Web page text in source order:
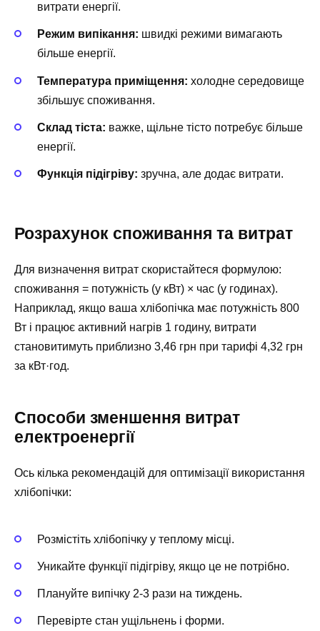
витрати енергії.
Режим випікання: швидкі режими вимагають
більше енергії.
Температура приміщення: холодне середовище
збільшує споживання.
Склад тіста: важке, щільне тісто потребує більше
енергії.
Функція підігріву: зручна, але додає витрати.
Розрахунок споживання та витрат
Для визначення витрат скористайтеся формулою:
споживання = потужність (у кВт) × час (у годинах).
Наприклад, якщо ваша хлібопічка має потужність 800
Вт і працює активний нагрів 1 годину, витрати
становитимуть приблизно 3,46 грн при тарифі 4,32 грн
за кВт·год.
Способи зменшення витрат
електроенергії
Ось кілька рекомендацій для оптимізації використання
хлібопічки:
Розмістіть хлібопічку у теплому місці.
Уникайте функції підігріву, якщо це не потрібно.
Плануйте випічку 2-3 рази на тиждень.
Перевірте стан ущільнень і форми.